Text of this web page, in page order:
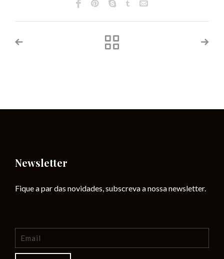
Newsletter
Fique a par das novidades, subscreva a nossa newsletter.